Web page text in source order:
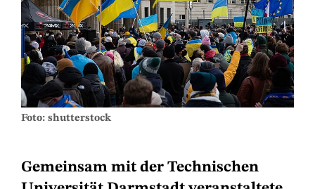
Foto: shutterstock
Gemeinsam mit der Technischen